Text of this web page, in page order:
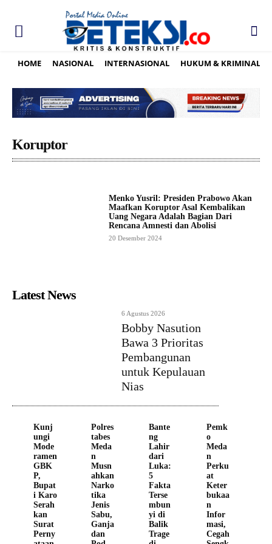
HOME NASIONAL INTERNASIONAL HUKUM & KRIMINAL
Koruptor
Menko Yusril: Presiden Prabowo Akan
Maafkan Koruptor Asal Kembalikan
Uang Negara Adalah Bagian Dari
Rencana Amnesti dan Abolisi
20 Desember 2024
Latest News
6 Agustus 2026
Bobby Nasution
Bawa 3 Prioritas
Pembangunan
untuk Kepulauan
Nias
Kunj
ungi
Mode
ramen
GBK
P,
Bupat
i Karo
Serah
kan
Surat
Perny
Polres
tabes
Meda
n
Musn
ahkan
Narko
tika
Jenis
Sabu,
Ganja
dan
Bante
ng
Lahir
dari
Luka:
5
Fakta
Terse
mbun
yi di
Balik
Trage
Pemk
o
Meda
n
Perku
at
Keter
bukaa
n
Infor
masi,
Cegah